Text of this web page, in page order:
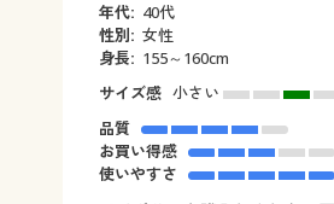
年代: 40代
性別: 女性
身長: 155～160cm
サイズ感 小さい
品質
お買い得感
使いやすさ